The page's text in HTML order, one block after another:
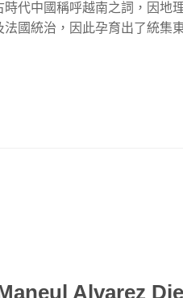
時代中國稱呼越南之詞，因
法國統治，因此孕育出了統集
Alvarez